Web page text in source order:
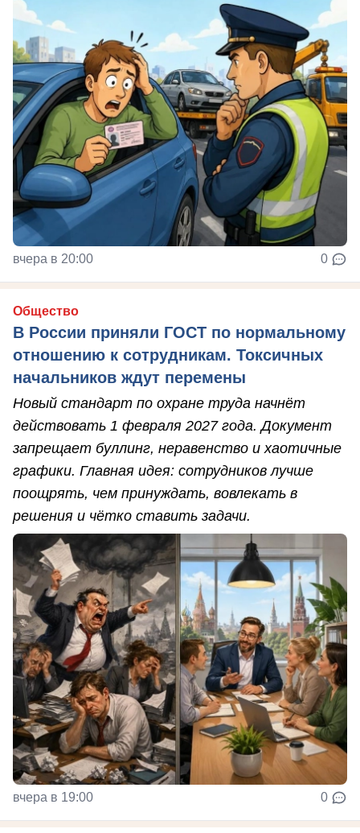
вчера в 20:00 0
Общество
В России приняли ГОСТ по нормальному
отношению к сотрудникам. Токсичных
начальников ждут перемены
Новый стандарт по охране труда начнёт
действовать 1 февраля 2027 года. Документ
запрещает буллинг, неравенство и хаотичные
графики. Главная идея: сотрудников лучше
поощрять, чем принуждать, вовлекать в
решения и чётко ставить задачи.
вчера в 19:00 0